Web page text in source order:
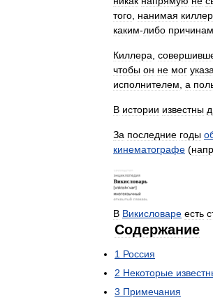
того, нанимая
каким-либо причинам
Киллера,
чтобы он не мог
исполнителем, а
В истории известны
За последние годы
кинематографе (
В Викисловаре есть
Содержание
1 Россия
2 Некоторые
3 Примечания